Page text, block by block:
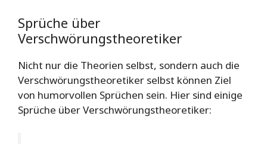
Sprüche über
Verschwörungstheoretiker
Nicht nur die Theorien selbst, sondern auch die
Verschwörungstheoretiker selbst können Ziel
von humorvollen Sprüchen sein. Hier sind einige
Sprüche über Verschwörungstheoretiker: